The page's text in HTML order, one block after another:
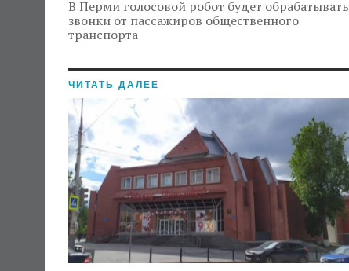
В Перми голосовой робот будет обрабатывать
звонки от пассажиров общественного
транспорта
ЧИТАТЬ ДАЛЕЕ